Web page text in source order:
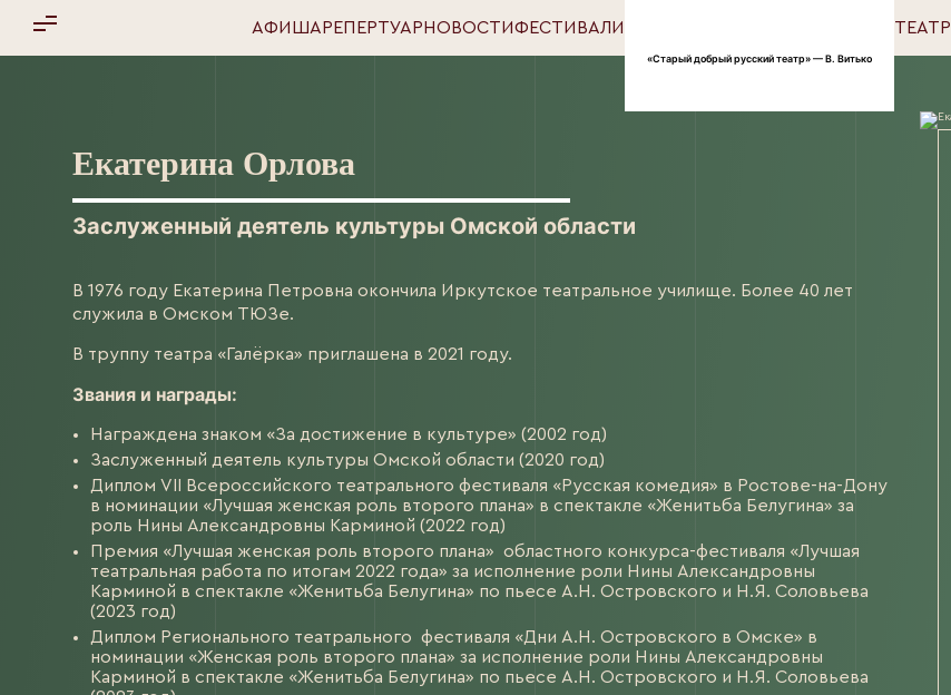
АФИША РЕПЕРТУАР НОВОСТИФЕСТИВАЛИ
«Старый добрый русский театр» — В. Витько
ТЕАТР
Поддержи
театр
Пройдите
опрос
Версия для
НОВОСТИ
ПЕРСОНЫ
КОНТАКТЫ
Пушкинская
карта
Поддержи
театр
Пройдите
Екатерина Орлова
Заслуженный деятель культуры Омской области
В 1976 году Екатерина Петровна окончила Иркутское театральное училище. Более 40 лет
служила в Омском ТЮЗе.
В труппу театра «Галёрка» приглашена в 2021 году.
Звания и награды:
Награждена знаком «За достижение в культуре» (2002 год)
Заслуженный деятель культуры Омской области (2020 год)
Диплом VII Всероссийского театрального фестиваля «Русская комедия» в Ростове-на-Дону
в номинации «Лучшая женская роль второго плана» в спектакле «Женитьба Белугина» за
роль Нины Александровны Карминой (2022 год)
Премия «Лучшая женская роль второго плана» областного конкурса-фестиваля «Лучшая
театральная работа по итогам 2022 года» за исполнение роли Нины Александровны
Карминой в спектакле «Женитьба Белугина» по пьесе А.Н. Островского и Н.Я. Соловьева
(2023 год)
Диплом Регионального театрального фестиваля «Дни А.Н. Островского в Омске» в
номинации «Женская роль второго плана» за исполнение роли Нины Александровны
Карминой в спектакле «Женитьба Белугина» по пьесе А.Н. Островского и Н.Я. Соловьева